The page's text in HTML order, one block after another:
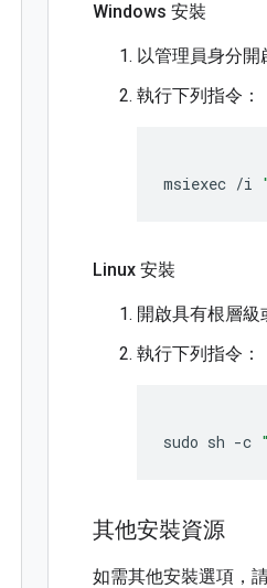
Windows 安裝
以管理員身分開
執行下列指令：
msiexec /i
Linux 安裝
開啟具有根層級
執行下列指令：
sudo sh -c "
其他安裝資源
如需其他安裝選項，